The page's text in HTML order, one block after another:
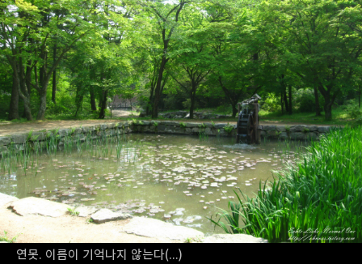
연못. 이름이 기억나지 않는다(...)